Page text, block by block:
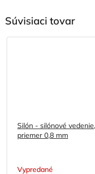
Súvisiaci tovar
Silón - silónové vedenie,
priemer 0,8 mm
Vypredané